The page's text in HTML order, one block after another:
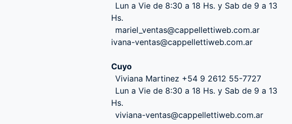
Lun a Vie de 8:30 a 18 Hs. y Sab de 9 a 13
Hs.
mariel_ventas@cappellettiweb.com.ar
ivana-ventas@cappellettiweb.com.ar
Cuyo
Viviana Martinez +54 9 2612 55-7727
Lun a Vie de 8:30 a 18 Hs. y Sab de 9 a 13
Hs.
viviana-ventas@cappellettiweb.com.ar